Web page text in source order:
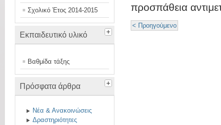
Σχολικό Έτος 2014-2015
Εκπαιδευτικό υλικό
Βαθμίδα τάξης
Πρόσφατα άρθρα
Νέα & Ανακοινώσεις
Δραστηριότητες
προσπάθεια
< Προηγούμενο